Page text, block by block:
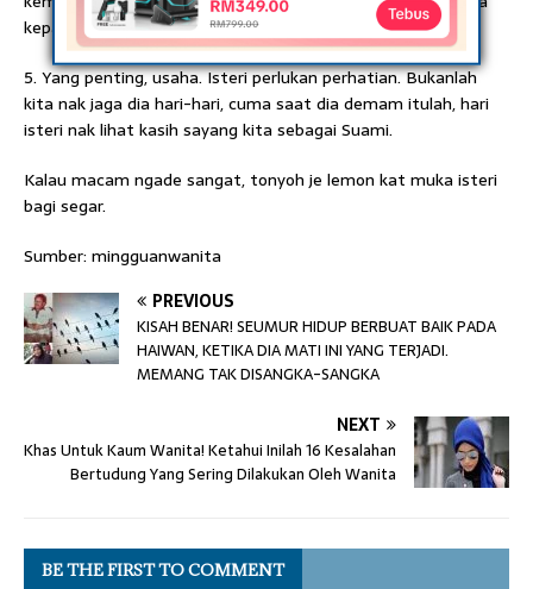
kepanasan akan keluar.
5. Yang penting, usaha. Isteri perlukan perhatian. Bukanlah
kita nak jaga dia hari-hari, cuma saat dia demam itulah, hari
isteri nak lihat kasih sayang kita sebagai Suami.
Kalau macam ngade sangat, tonyoh je lemon kat muka isteri
bagi segar.
Sumber: mingguanwanita
PREVIOUS
KISAH BENAR! SEUMUR HIDUP BERBUAT BAIK PADA
HAIWAN, KETIKA DIA MATI INI YANG TERJADI.
MEMANG TAK DISANGKA-SANGKA
NEXT
Khas Untuk Kaum Wanita! Ketahui Inilah 16 Kesalahan
Bertudung Yang Sering Dilakukan Oleh Wanita
BE THE FIRST TO COMMENT